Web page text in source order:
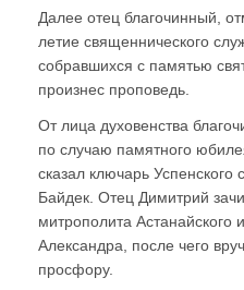
Далее отец благочинный,
летие священнического
собравшихся с памятью
произнес проповедь.
От лица духовенства
по случаю памятного
сказал ключарь
Байдек. Отец Димитрий
митрополита Астанайского
Александра, после чего
просфору.